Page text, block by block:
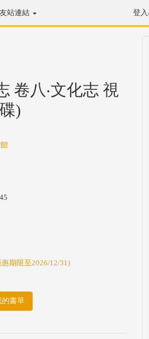
友站連結 登
卷八‧文化志 視
)
期限至2026/12/31)
的書單